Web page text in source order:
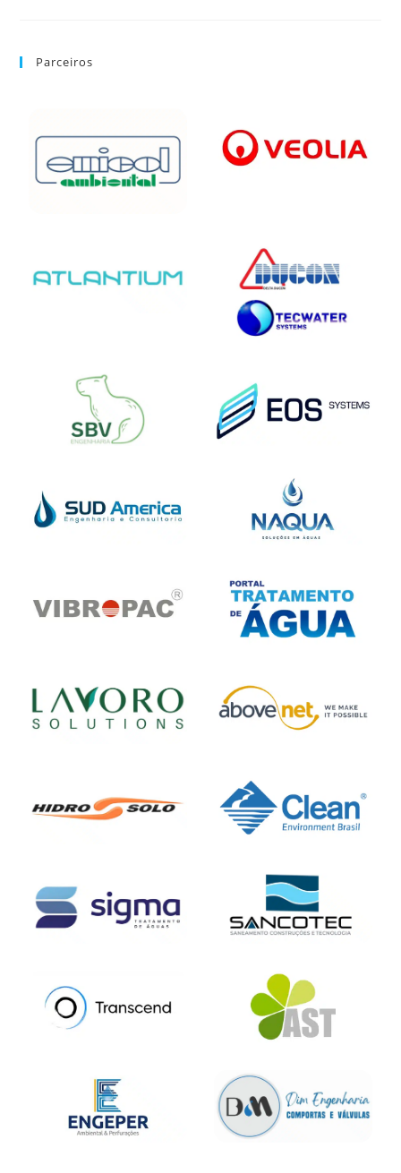
Parceiros